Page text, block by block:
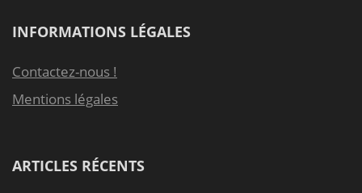
INFORMATIONS LÉGALES
Contactez-nous !
Mentions légales
ARTICLES RÉCENTS